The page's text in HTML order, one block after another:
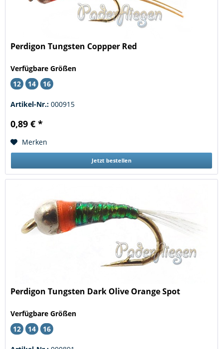
Perdigon Tungsten Coppper Red
Verfügbare Größen
12
14 16
Artikel-Nr.: 000915
0,89 € *
Merken
Jetzt bestellen
Perdigon Tungsten Dark Olive Orange Spot
Verfügbare Größen
12
14 16